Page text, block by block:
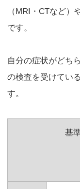
（MRI・CTなど）
です。
自分の症状がどち
の検査を受けてい
す。
基